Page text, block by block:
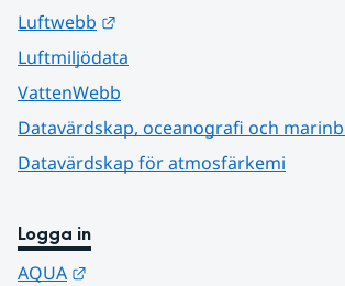
Luftwebb
Luftmiljödata
VattenWebb
Datavärdskap, oceanografi och
Datavärdskap för atmosfärkemi
Logga in
AQUA